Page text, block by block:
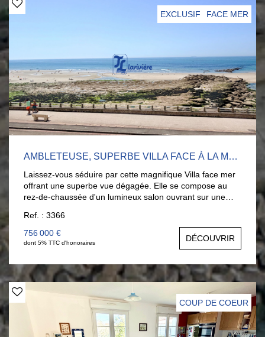
EXCLUSIF FACE MER
AMBLETEUSE, SUPERBE VILLA FACE À LA MER, 6 CHAMBRES.
Laissez-vous séduire par cette magnifique Villa face mer
offrant une superbe vue dégagée. Elle se compose au
rez-de-chaussée d'un lumineux salon ouvrant sur une
d'une cuisine entièrement équipée avec accès à une
seconde terrasse à l'arrière. 1er étage : une chambre
face à la mer et sa salle d'eau privative, ainsi qu'une
seconde chambre. 2ème étage : une chambre face mer
et salle d'eau, un dressing, et une autre chambre. 3ème
étage : une grande chambre face mer avec douche et
Grand sous-sol... Un bien rare, idéal pour profiter
pleinement de la mer... Excellent DPE. EXCLUSIVITE...
Pour organiser une visite : Contact direct : Nathalie
Briançon : 06.11.25.70.67.
Ref. : 3366
756 000 €
dont 5% TTC d'honoraires DÉCOUVRIR
COUP DE COEUR